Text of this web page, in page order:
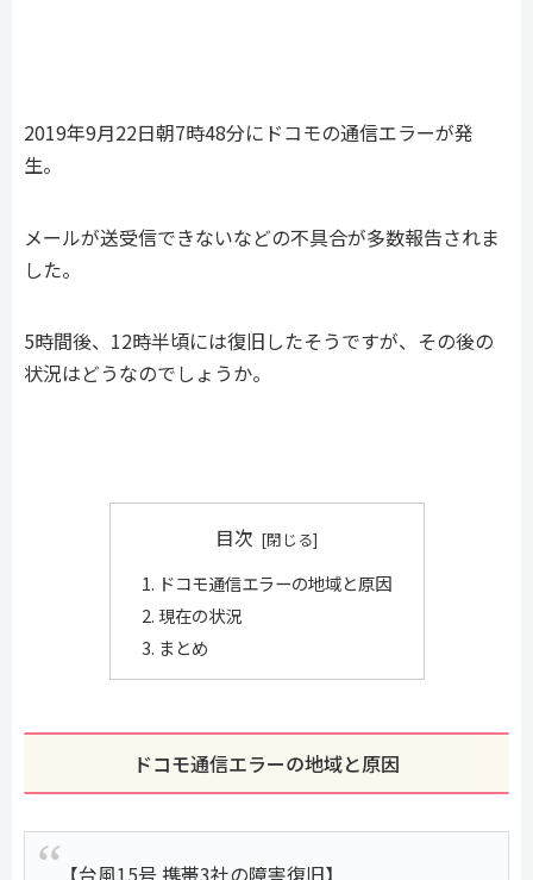
2019年9月22日朝7時48分にドコモの通信エラーが発
生。
メールが送受信できないなどの不具合が多数報告されま
した。
5時間後、12時半頃には復旧したそうですが、その後の
状況はどうなのでしょうか。
目次
ドコモ通信エラーの地域と原因
現在の状況
まとめ
ドコモ通信エラーの地域と原因
【台風15号 携帯3社の障害復旧】